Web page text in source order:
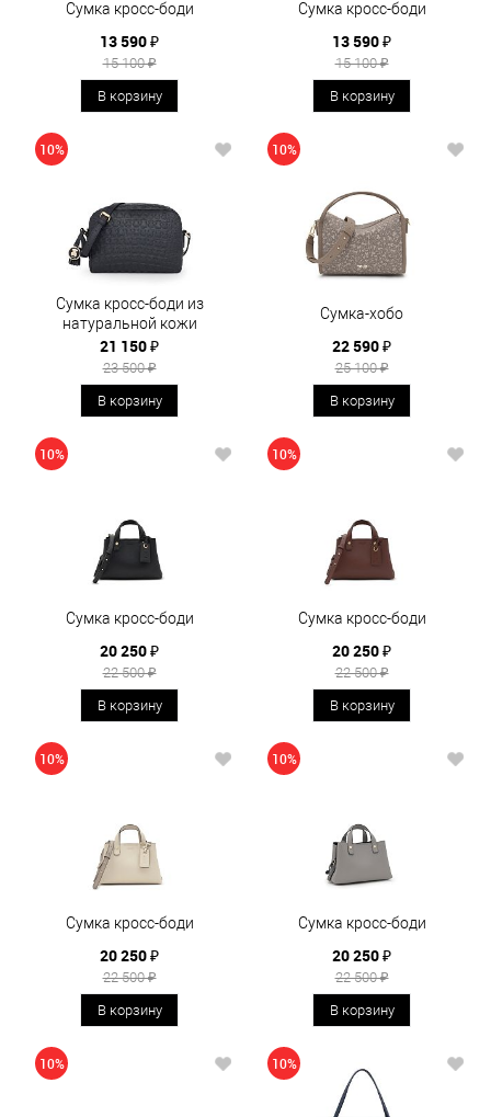
Сумка кросс-боди
13 590 ₽
15 100 ₽
В корзину
Сумка кросс-боди
13 590 ₽
15 100 ₽
В корзину
10%
Сумка кросс-боди из
натуральной кожи
21 150 ₽
23 500 ₽
В корзину
10%
Сумка-хобо
22 590 ₽
25 100 ₽
В корзину
10%
Сумка кросс-боди
20 250 ₽
22 500 ₽
В корзину
10%
Сумка кросс-боди
20 250 ₽
22 500 ₽
В корзину
10%
Сумка кросс-боди
20 250 ₽
22 500 ₽
В корзину
10%
Сумка кросс-боди
20 250 ₽
22 500 ₽
В корзину
10% 10%